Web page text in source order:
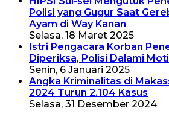
Polisi yang Gugur Saat
Ayam di Way Kanan
Selasa, 18 Maret 2025
Istri Pengacara Korban
Diperiksa, Polisi Dalami
Senin, 6 Januari 2025
Angka Kriminalitas di
2024 Turun 2.104 Kasus
Selasa, 31 Desember 2024